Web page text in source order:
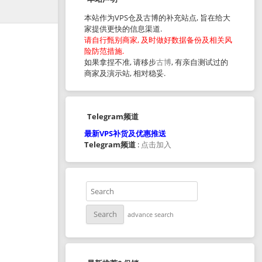
本站作为VPS仓及古博的补充站点, 旨在给大
家提供更快的信息渠道.
请自行甄别商家, 及时做好数据备份及相关风
险防范措施.
如果拿捏不准, 请移步古博, 有亲自测试过的
商家及演示站, 相对稳妥.
Telegram频道
最新VPS补货及优惠推送
Telegram频道 : 点击加入
advance search